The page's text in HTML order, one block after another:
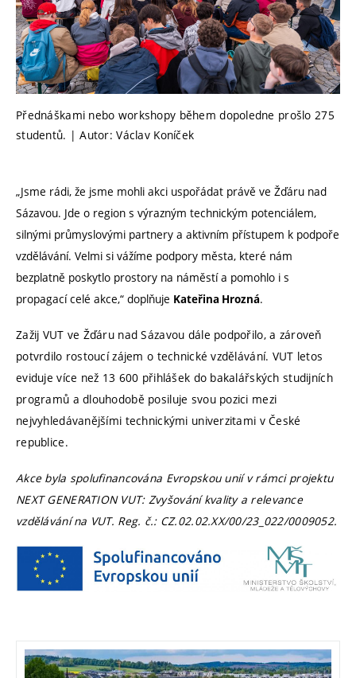
Přednáškami nebo workshopy během dopoledne prošlo 275
studentů. | Autor: Václav Koníček
„Jsme rádi, že jsme mohli akci uspořádat právě ve Žďáru nad
Sázavou. Jde o region s výrazným technickým potenciálem,
silnými průmyslovými partnery a aktivním přístupem k podpoře
vzdělávání. Velmi si vážíme podpory města, které nám
bezplatně poskytlo prostory na náměstí a pomohlo i s
propagací celé akce,“ doplňuje Kateřina Hrozná.
Zažij VUT ve Žďáru nad Sázavou dále podpořilo, a zároveň
potvrdilo rostoucí zájem o technické vzdělávání. VUT letos
eviduje více než 13 600 přihlášek do bakalářských studijních
programů a dlouhodobě posiluje svou pozici mezi
nejvyhledávanějšími technickými univerzitami v České
republice.
Akce byla spolufinancována Evropskou unií v rámci projektu
NEXT GENERATION VUT: Zvyšování kvality a relevance
vzdělávání na VUT. Reg. č.: CZ.02.02.XX/00/23_022/0009052.